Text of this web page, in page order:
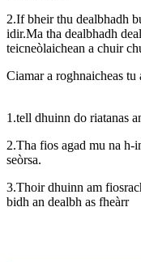
2.If bheir thu dealbhadh
idir.Ma tha dealbhadh
teicneòlaichean a chuir
Ciamar a roghnaicheas tu
1.tell dhuinn do riatanas
2.Tha fios agad mu na h-
seòrsa.
3.Thoir dhuinn am
bidh an dealbh as fheàrr